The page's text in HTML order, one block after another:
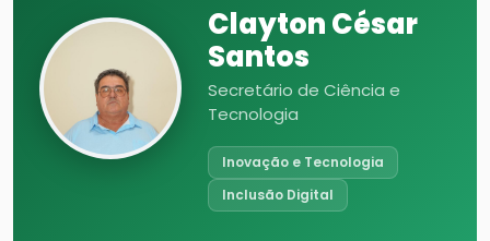
Clayton César
Santos
Secretário de Ciência e
Tecnologia
Inovação e Tecnologia
Inclusão Digital